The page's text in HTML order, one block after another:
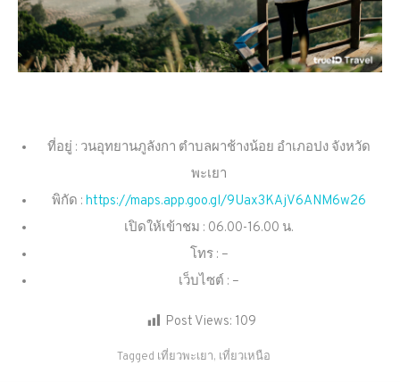
ที่อยู่ : วนอุทยานภูลังกา ตำบลผาช้างน้อย อำเภอปง จังหวัด
พะเยา
พิกัด : https://maps.app.goo.gl/9Uax3KAjV6ANM6w26
เปิดให้เข้าชม : 06.00-16.00 น.
โทร : –
เว็บไซต์ : –
Post Views: 109
Tagged เที่ยวพะเยา, เที่ยวเหนือ